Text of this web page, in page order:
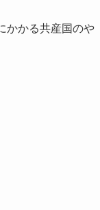
かかる共産国のや